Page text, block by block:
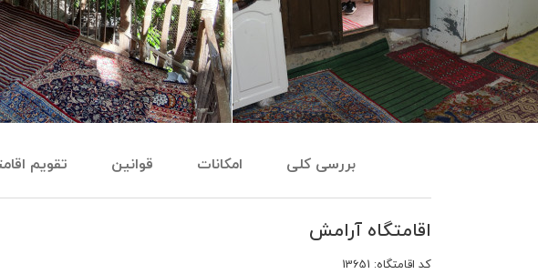
بررسی کلی امکانات قوانین تقویم
اقامتگاه آرامش
کد اقامتگاه: